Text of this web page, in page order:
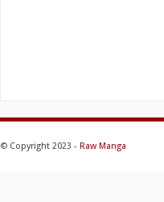
© Copyright 2023 - Raw Manga